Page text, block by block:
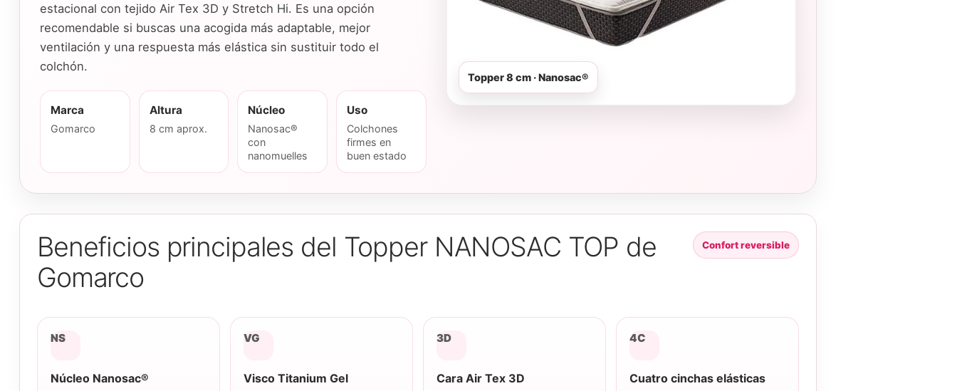
estacional con tejido Air Tex 3D y Stretch Hi. Es una opción
recomendable si buscas una acogida más adaptable, mejor
ventilación y una respuesta más elástica sin sustituir todo el
colchón.
Marca
Gomarco
Altura
8 cm aprox.
Núcleo
Nanosac®
con
nanomuelles
Uso
Colchones
firmes en
buen estado
Topper 8 cm · Nanosac®
Beneficios principales del Topper NANOSAC TOP de
Gomarco
Confort reversible
NS
Núcleo Nanosac®
VG
Visco Titanium Gel
3D
Cara Air Tex 3D
4C
Cuatro cinchas elásticas